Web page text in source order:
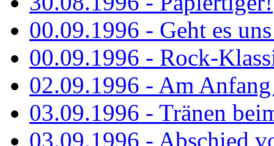
00.09.1996 - Geht es
00.09.1996 - Rock-
02.09.1996 - Am
03.09.1996 - Tränen
03.09.1996 - Abschied